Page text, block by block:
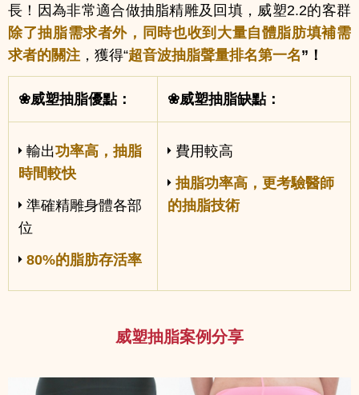
長！因為非常適合做抽脂精雕及回填，威塑2.2的客群
除了抽脂需求者外，同時也收到大量自體脂肪填補需
求者的關注 ，獲得“超音波抽脂聲量排名第一名”！
❀威塑抽脂優點： ❀威塑抽脂缺點：
輸出功率高，抽脂
時間較快
準確精雕身體各部
位
80%的脂肪存活率
費用較高
抽脂功率高，更考驗醫師
的抽脂技術
威塑抽脂案例分享